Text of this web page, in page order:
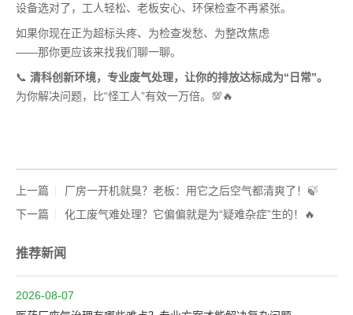
设备选对了，工人轻松、老板安心、环保检查不再紧张。
如果你现在正为超标头疼、为检查发愁、为整改焦虑
——那你更应该来找我们聊一聊。
📞 清科创新环境，专业废气处理，让你的排放达标成为“日常”。
为你解决问题，比“怪工人”有效一万倍。💯🔥
上一篇
厂房一开机就臭？老板：用它之后空气都清爽了！🍃
下一篇
化工废气难处理？它偏偏就是为“疑难杂症”生的！🔥
推荐新闻
2026-08-07